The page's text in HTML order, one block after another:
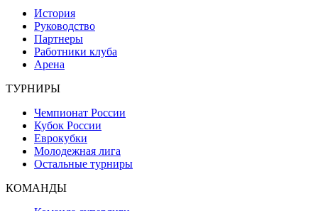
История
Руководство
Партнеры
Работники клуба
Арена
ТУРНИРЫ
Чемпионат России
Кубок России
Еврокубки
Молодежная лига
Остальные турниры
КОМАНДЫ